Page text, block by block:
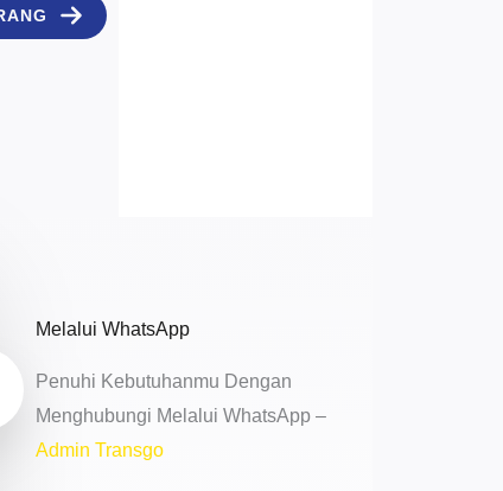
Melalui WhatsApp
Penuhi Kebutuhanmu Dengan
Menghubungi Melalui WhatsApp –
Admin Transgo